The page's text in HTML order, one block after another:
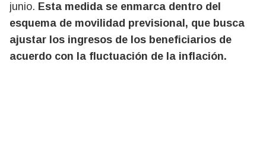
junio. Esta medida se enmarca dentro del
esquema de movilidad previsional, que busca
ajustar los ingresos de los beneficiarios de
acuerdo con la fluctuación de la inflación.